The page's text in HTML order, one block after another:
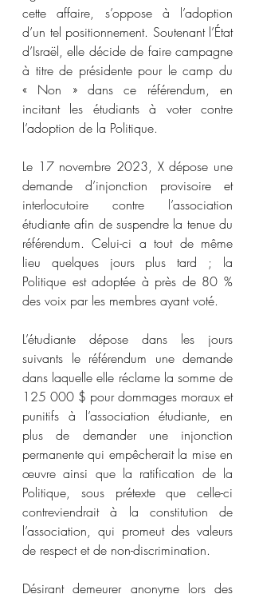
cette affaire, s’oppose à l’adoption
d’un tel positionnement. Soutenant l’État
d’Israël, elle décide de faire campagne
à titre de présidente pour le camp du
« Non » dans ce référendum, en
incitant les étudiants à voter contre
l’adoption de la Politique.
Le 17 novembre 2023, X dépose une
demande d’injonction provisoire et
interlocutoire contre l’association
étudiante afin de suspendre la tenue du
référendum. Celui-ci a tout de même
lieu quelques jours plus tard ; la
Politique est adoptée à près de 80 %
des voix par les membres ayant voté.
L’étudiante dépose dans les jours
suivants le référendum une demande
dans laquelle elle réclame la somme de
125 000 $ pour dommages moraux et
punitifs à l’association étudiante, en
plus de demander une injonction
permanente qui empêcherait la mise en
œuvre ainsi que la ratification de la
Politique, sous prétexte que celle-ci
contreviendrait à la constitution de
l’association, qui promeut des valeurs
de respect et de non-discrimination.
Désirant demeurer anonyme lors des